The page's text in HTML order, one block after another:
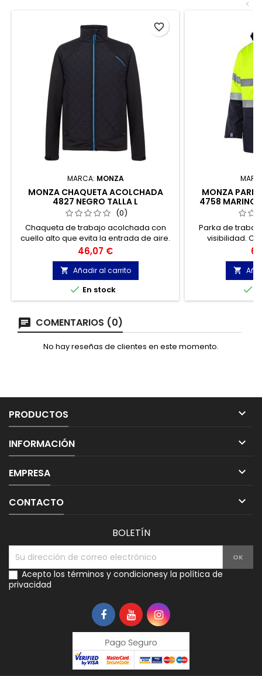
<
MARCA: MONZA
MONZA CHAQUETA ACOLCHADA
4827 NEGRO TALLA L
(0)
Chaqueta de trabajo acolchada con
cuello alto que evita la entrada de aire.
El interior tiene un tejido agradable que
aporta un mayor confort térmico.
Precio
46,07 €
 Añadir al carrito
 En stock
favorite_border
MONZA
4758 MARINO-
Parka de
visibilidad.
cremallera


COMENTARIOS (0)
No hay reseñas de clientes en este momento.
PRODUCTOS 
INFORMACIÓN 
EMPRESA 
CONTACTO 
BOLETÍN
Acepto los términos y condicionesy la política de
privacidad